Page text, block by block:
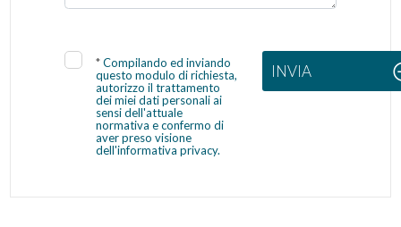
*Compilando ed inviando
questo modulo di richiesta,
autorizzo il trattamento
dei miei dati personali ai
sensi dell'attuale
normativa e confermo di
aver preso visione
dell'informativa privacy.
INVIA